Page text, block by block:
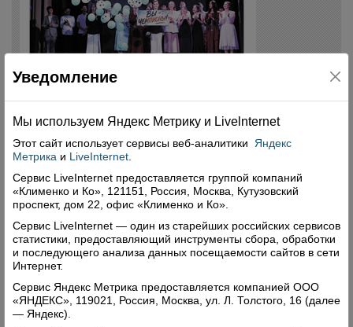
Уведомление
Мы используем Яндекс Метрику и Livelnternet
Этот сайт использует сервисы веб-аналитики
Яндекс
Метрика и LiveInternet
Сервис LiveInternet предоставляется группой компаний
«Клименко и Ко», 121151, Россия, Москва, Кутузовский
проспект, дом 22, офис «Клименко и Ко».
Сервис LiveInternet — один из старейших российских сервисов
статистики, предоставляющий инструменты сбора, обработки
и последующего анализа данных посещаемости сайтов в сети
Интернет.
Сервис Яндекс Метрика предоставляется компанией ООО
«ЯНДЕКС», 119021, Россия, Москва, ул. Л. Толстого, 16 (далее
— Яндекс).